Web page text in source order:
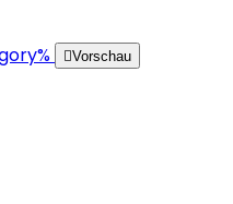
Vorschau